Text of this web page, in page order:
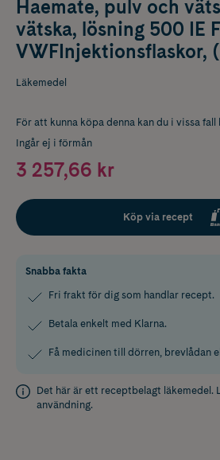
Haemate, pulv och
vätska, lösning 500 IE
VWFInjektionsflaskor,
Läkemedel
För att kunna köpa denna kan du i vissa
Ingår ej i förmån
3 257,66 kr
Köp via recept
Snabba fakta
Fri frakt för dig som handlar recept.
Betala enkelt med Klarna.
Få medicinen till dörren, brevlådan
Det här är ett receptbelagt läkemedel.
användning.